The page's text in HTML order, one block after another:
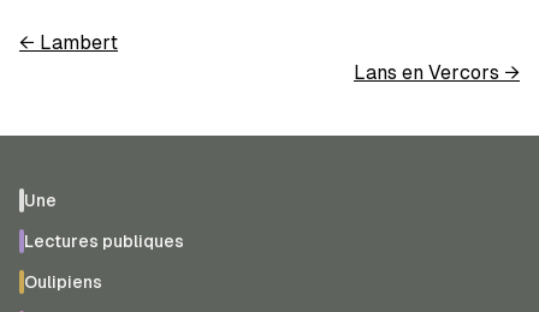
← Lambert
Lans en Vercors →
Une
Lectures publiques
Oulipiens